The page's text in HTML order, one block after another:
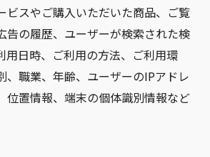
ビスやご購入いただいた商品、ご覧
告の履歴、ユーザーが検索された検
用日時、ご利用の方法、ご利用環
、職業、年齢、ユーザーのIPアドレ
位置情報、端末の個体識別情報など